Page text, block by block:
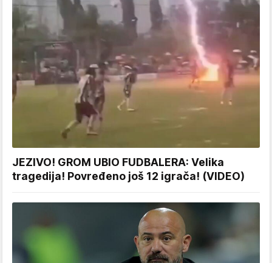
JEZIVO! GROM UBIO FUDBALERA: Velika
tragedija! Povređeno još 12 igrača! (VIDEO)